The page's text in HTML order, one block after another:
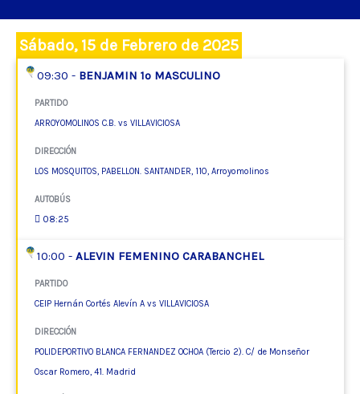
Sábado, 15 de Febrero de 2025
09:30 - BENJAMIN 1º MASCULINO
PARTIDO
ARROYOMOLINOS C.B. vs VILLAVICIOSA
DIRECCIÓN
LOS MOSQUITOS, PABELLON. SANTANDER, 110, Arroyomolinos
AUTOBÚS
08:25
10:00 - ALEVIN FEMENINO CARABANCHEL
PARTIDO
CEIP Hernán Cortés Alevín A vs VILLAVICIOSA
DIRECCIÓN
POLIDEPORTIVO BLANCA FERNANDEZ OCHOA (Tercio 2). C/ de Monseñor
Oscar Romero, 41. Madrid